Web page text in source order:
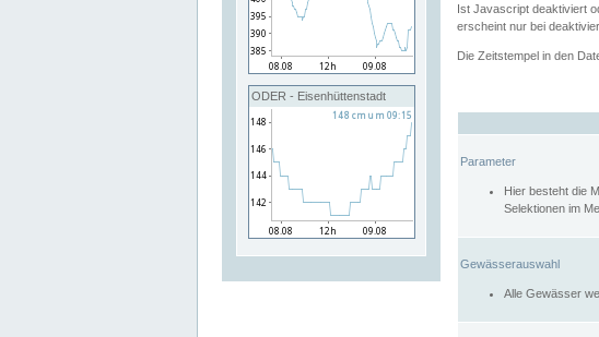
ODER - Eisenhüttenstadt
Ist Javascript deaktiviert
erscheint nur bei
Die Zeitstempel in den
Parameter
Hier besteht die
Selektionen im
Gewässerauswahl
Alle Gewässer